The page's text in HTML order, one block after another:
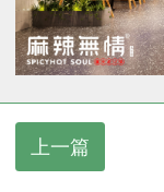
上一篇